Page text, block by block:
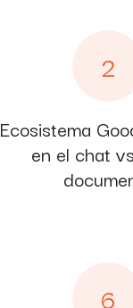
2
Ecosistema
en el chat
6